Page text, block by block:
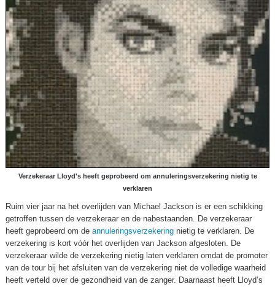
Verzekeraar Lloyd's heeft geprobeerd om annuleringsverzekering nietig te
verklaren
Ruim vier jaar na het overlijden van Michael Jackson is er een schikking
getroffen tussen de verzekeraar en de nabestaanden. De verzekeraar
heeft geprobeerd om de annuleringsverzekering nietig te verklaren. De
verzekering is kort vóór het overlijden van Jackson afgesloten. De
verzekeraar wilde de verzekering nietig laten verklaren omdat de promoter
van de tour bij het afsluiten van de verzekering niet de volledige waarheid
heeft verteld over de gezondheid van de zanger. Daarnaast heeft Lloyd’s